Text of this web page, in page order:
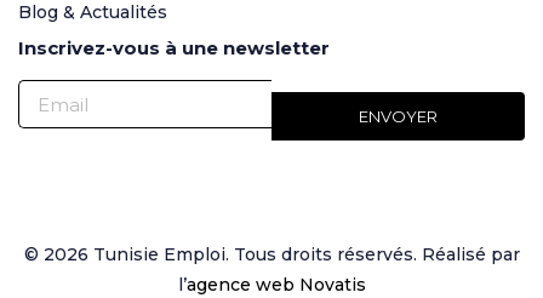
Blog & Actualités
Inscrivez-vous à une newsletter
© 2026 Tunisie Emploi. Tous droits réservés. Réalisé par
l’agence web Novatis